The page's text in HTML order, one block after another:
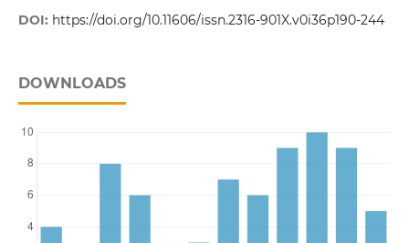
DOI: https://doi.org/10.11606/issn.2316-901X.v0i36p190-244
DOWNLOADS